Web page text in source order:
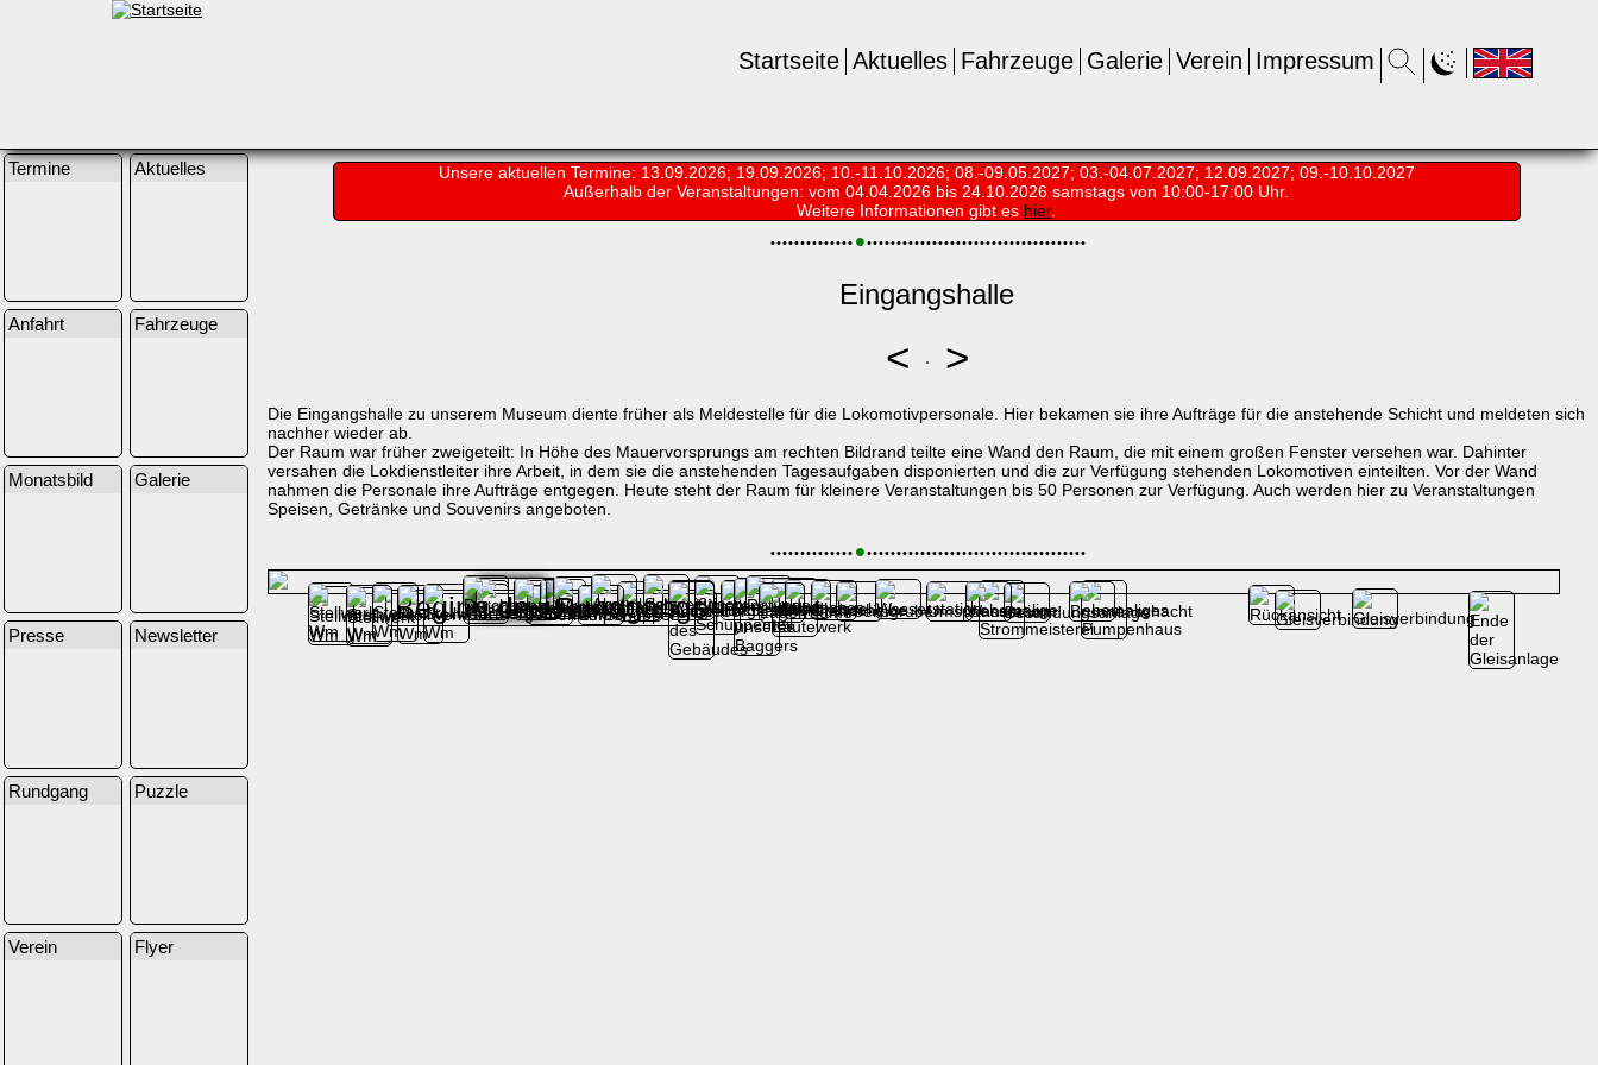
Impressum
Verein
Galerie
Fahrzeuge
Aktuelles
Startseite
Termine Aktuelles
Anfahrt Fahrzeuge
Monatsbild Galerie
Presse Newsletter
Rundgang Puzzle
Verein Flyer
Unsere aktuellen Termine: 13.09.2026; 19.09.2026; 10.-11.10.2026; 08.-09.05.2027; 03.-04.07.2027; 12.09.2027; 09.-10.10.2027
Außerhalb der Veranstaltungen:vom 04.04.2026 bis 24.10.2026 samstags von 10:00-17:00 Uhr.
Weitere Informationen gibt es hier.
•••••••••••••• ••••••••••••••••••••••••••••••••••••••
Eingangshalle
< >
Die Eingangshalle zu unserem Museum diente früher als Meldestelle für die Lokomotivpersonale. Hier bekamen sie ihre Aufträge für die anstehende Schicht und meldeten sich
nachher wieder ab.
Der Raum war früher zweigeteilt: In Höhe des Mauervorsprungs am rechten Bildrand teilte eine Wand den Raum, die mit einem großen Fenster versehen war. Dahinter
versahen die Lokdienstleiter ihre Arbeit, in dem sie die anstehenden Tagesaufgaben disponierten und die zur Verfügung stehenden Lokomotiven einteilten. Vor der Wand
nahmen die Personale ihre Aufträge entgegen. Heute steht der Raum für kleinere Veranstaltungen bis 50 Personen zur Verfügung. Auch werden hier zu Veranstaltungen
Speisen, Getränke und Souvenirs angeboten.
•••••••••••••• ••••••••••••••••••••••••••••••••••••••
Beginn des Rundgangs